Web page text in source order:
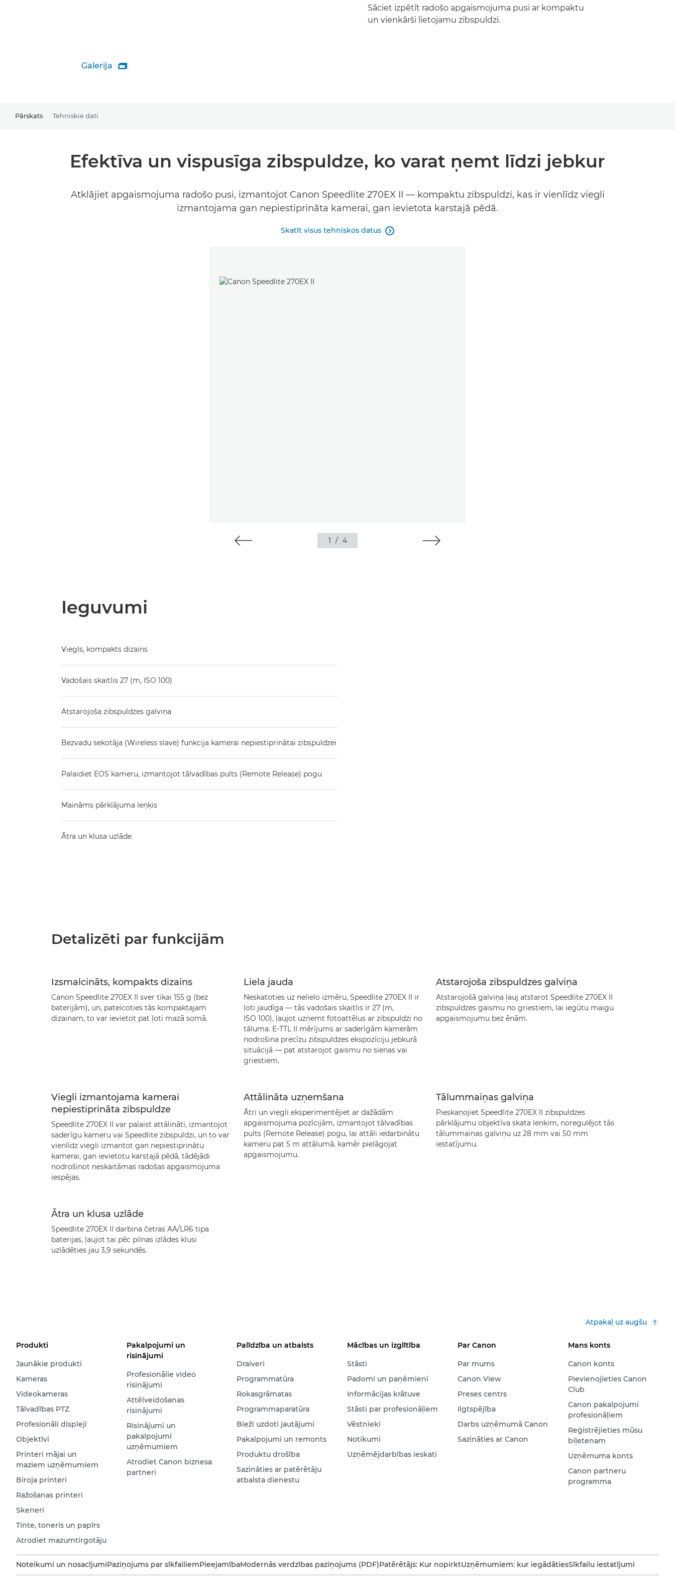
Galerija 
Sāciet izpētīt radošo apgaismojuma pusi ar kompaktu
un vienkārši lietojamu zibspuldzi.
Pārskats Tehniskie dati
Efektīva un vispusīga zibspuldze, ko varat ņemt līdzi jebkur
Atklājiet apgaismojuma radošo pusi, izmantojot Canon Speedlite 270EX II — kompaktu zibspuldzi, kas ir vienlīdz viegli
izmantojama gan nepiestiprināta kamerai, gan ievietota karstajā pēdā.
Skatīt visus tehniskos datus 
1 / 4
Ieguvumi
Viegls, kompakts dizains
Vadošais skaitlis 27 (m, ISO 100)
Atstarojoša zibspuldzes galviņa
Bezvadu sekotāja (Wireless slave) funkcija kamerai nepiestiprinātai zibspuldzei
Palaidiet EOS kameru, izmantojot tālvadības pults (Remote Release) pogu
Maināms pārklājuma leņķis
Ātra un klusa uzlāde
Detalizēti par funkcijām
Izsmalcināts, kompakts dizains
Canon Speedlite 270EX II sver tikai 155 g (bez
baterijām), un, pateicoties tās kompaktajam
dizainam, to var ievietot pat ļoti mazā somā.
Liela jauda
Neskatoties uz nelielo izmēru, Speedlite 270EX II ir
ļoti jaudīga — tās vadošais skaitlis ir 27 (m,
ISO 100), ļaujot uzņemt fotoattēlus ar zibspuldzi no
tāluma. E-TTL II mērījums ar saderīgām kamerām
nodrošina precīzu zibspuldzes ekspozīciju jebkurā
situācijā — pat atstarojot gaismu no sienas vai
griestiem.
Atstarojoša zibspuldzes galviņa
Atstarojošā galviņa ļauj atstarot Speedlite 270EX II
zibspuldzes gaismu no griestiem, lai iegūtu maigu
apgaismojumu bez ēnām.
Viegli izmantojama kamerai
nepiestiprināta zibspuldze
Speedlite 270EX II var palaist attālināti, izmantojot
saderīgu kameru vai Speedlite zibspuldzi, un to var
vienlīdz viegli izmantot gan nepiestiprinātu
kamerai, gan ievietotu karstajā pēdā, tādējādi
nodrošinot neskaitāmas radošas apgaismojuma
iespējas.
Attālināta uzņemšana
Ātri un viegli eksperimentējiet ar dažādām
apgaismojuma pozīcijām, izmantojot tālvadības
pults (Remote Release) pogu, lai attāli iedarbinātu
kameru pat 5 m attālumā, kamēr pielāgojat
apgaismojumu.
Tālummaiņas galviņa
Pieskaņojiet Speedlite 270EX II zibspuldzes
pārklājumu objektīva skata leņķim, noregulējot tās
tālummaiņas galviņu uz 28 mm vai 50 mm
iestatījumu.
Ātra un klusa uzlāde
Speedlite 270EX II darbina četras AA/LR6 tipa
baterijas, ļaujot tai pēc pilnas izlādes klusi
uzlādēties jau 3,9 sekundēs.
Atpakaļ uz augšu
Produkti
Jaunākie produkti
Kameras
Videokameras
Tālvadības PTZ
Profesionāli displeji
Objektīvi
Printeri mājai un
maziem uzņēmumiem
Biroja printeri
Ražošanas printeri
Skeneri
Tinte, toneris un papīrs
Atrodiet mazumtirgotāju
Pakalpojumi un
risinājumi
Profesionālie video
risinājumi
Attēlveidošanas
risinājumi
Risinājumi un
pakalpojumi
uzņēmumiem
Atrodiet Canon biznesa
partneri
Palīdzība un atbalsts
Draiveri
Programmatūra
Rokasgrāmatas
Programmaparatūra
Bieži uzdoti jautājumi
Pakalpojumi un remonts
Produktu drošība
Sazināties ar patērētāju
atbalsta dienestu
Mācības un izglītība
Stāsti
Padomi un paņēmieni
Informācijas krātuve
Stāsti par profesionāļiem
Vēstnieki
Notikumi
Uzņēmējdarbības ieskati
Par Canon
Par mums
Canon View
Preses centrs
Ilgtspējība
Darbs uzņēmumā Canon
Sazināties ar Canon
Mans konts
Canon konts
Pievienojieties Canon
Club
Canon pakalpojumi
profesionāļiem
Reģistrējieties mūsu
biļetenam
Uzņēmuma konts
Canon partneru
programma
Noteikumi un nosacījumiPaziņojums par sīkfailiemPieejamībaModernās verdzības paziņojums (PDF)Patērētājs: Kur nopirktUzņēmumiem: kur iegādātiesSīkfailu iestatījumi